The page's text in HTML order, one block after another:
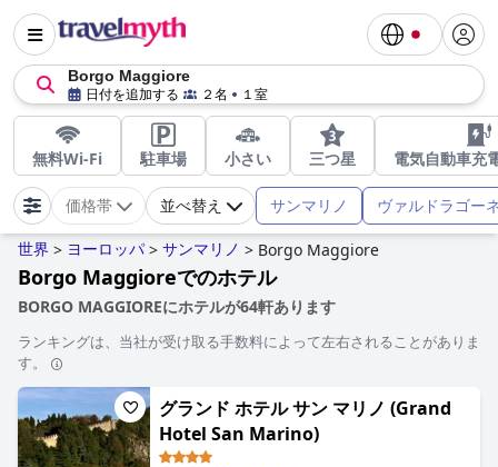
Borgo Maggiore
日付を追加する ２名 １室
無料Wi-Fi 駐車場 小さい 三つ星 電気自動車充
価格帯 並べ替え サンマリノ ヴァルドラゴー
世界 > ヨーロッパ > サンマリノ > Borgo Maggiore
Borgo Maggioreでのホテル
BORGO MAGGIOREにホテルが64軒あります
ランキングは、当社が受け取る手数料によって左右されることがありま
す。
グランド ホテル サン マリノ (Grand
Hotel San Marino)